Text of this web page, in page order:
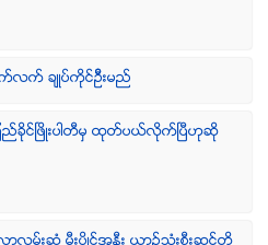
ဆက္လက္ ခ်ဳပ္ကိုင္ဥိီးမည္
ပည္ခိုင္ျဖိဳးပါတီမွ ထုတ္ပယ္လိုက္ျပီဟုဆို